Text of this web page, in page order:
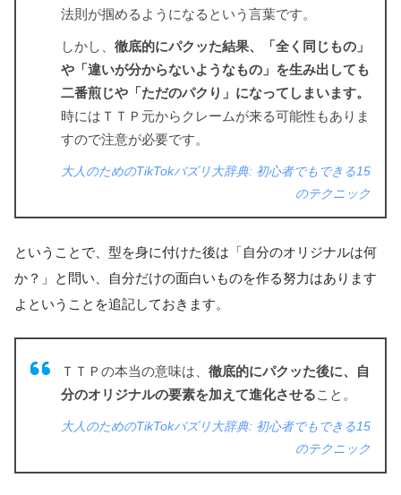
法則が掴めるようになるという言葉です。
しかし、 徹底的にパクッた結果、「全く同じもの」
や「違いが分からないようなもの」を生み出しても
二番煎じや「ただのパクり」になってしまいます。
時にはＴＴＰ元からクレームが来る可能性もありま
すので注意が必要です。
大人のためのTikTokバズリ大辞典: 初心者でもできる15
のテクニック
ということで、型を身に付けた後は「自分のオリジナルは何
か？」と問い、自分だけの面白いものを作る努力はあります
よということを追記しておきます。
ＴＴＰの本当の意味は、 徹底的にパクッた後に、自
分のオリジナルの要素を加えて進化させること。
大人のためのTikTokバズリ大辞典: 初心者でもできる15
のテクニック